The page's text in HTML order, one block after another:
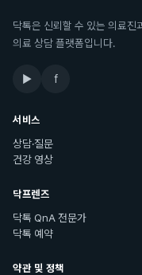
닥톡은 신뢰할 수 있는 의료진
의료 상담 플랫폼입니다.
▶ f
서비스
상담·질문
건강 영상
닥프렌즈
닥톡 QnA 전문가
닥톡 예약
약관 및 정책